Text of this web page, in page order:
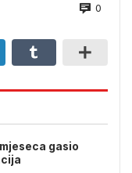
0
gasio